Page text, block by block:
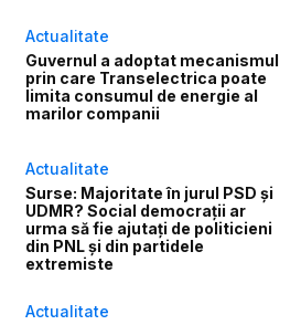
Actualitate
Guvernul a adoptat mecanismul
prin care Transelectrica poate
limita consumul de energie al
marilor companii
Actualitate
Surse: Majoritate în jurul PSD și
UDMR? Social democrații ar
urma să fie ajutați de politicieni
din PNL și din partidele
extremiste
Actualitate